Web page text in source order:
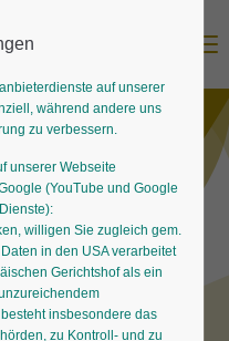
auf unserer
während andere uns
zu verbessern.
unserer Webseite
(YouTube und Google
willigen Sie zugleich gem.
in den USA verarbeitet
Gerichtshof als ein
insbesondere das
zu Kontroll- und zu